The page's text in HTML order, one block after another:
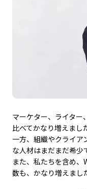
マーケター、ライター
比べてかなり増えまし
一方、組織やクライア
な人材はまだまだ希少
また、私たちを含め
数も、かなり増えまし